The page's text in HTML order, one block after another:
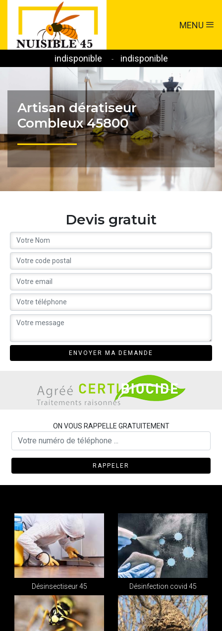
MENU
indisponible - indisponible
Artisan dératiseur
Combleux 45800
Devis gratuit
ON VOUS RAPPELLE GRATUITEMENT
Désinsectiseur 45 Désinfection covid 45